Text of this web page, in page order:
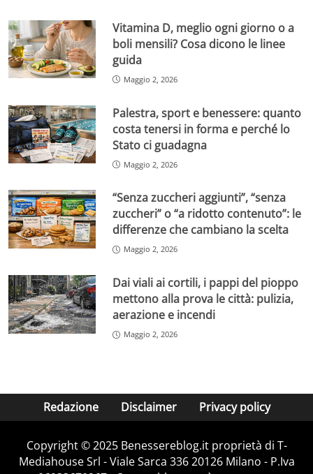
Vitamina D, meglio ogni giorno o a
boli mensili? Cosa dicono le linee
guida
Maggio 2, 2026
Palestra, sport e benessere: quanto
costa tenersi in forma e perché lo
Stato ci guadagna
Maggio 2, 2026
“Senza zuccheri aggiunti”, “senza
zuccheri” o “a ridotto contenuto”: le
differenze che cambiano la scelta
Maggio 2, 2026
Dai viali ai cortili, i pappi del pioppo
mettono alla prova le città: pulizia,
aerazione e incendi
Maggio 2, 2026
Redazione Disclaimer Privacy policy
Copyright © 2025 Benessereblog.it proprietà di T-
Mediahouse Srl - Viale Sarca 336 20126 Milano - P.Iva